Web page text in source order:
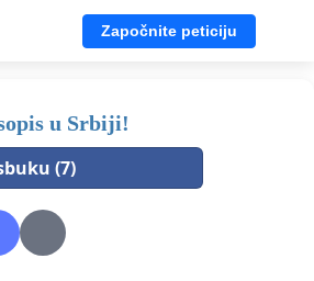
Započnite peticiju
u Srbiji!
(7)